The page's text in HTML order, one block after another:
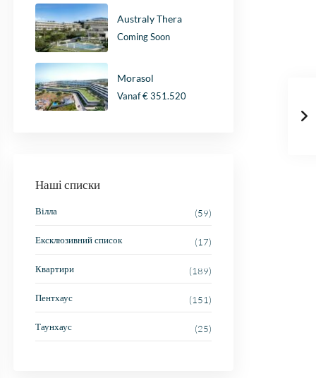
Australy Thera
Coming Soon
Morasol
Vanaf€ 351.520
Наші списки
Вілла (59)
Ексклюзивний список (17)
Квартири (189)
Пентхаус (151)
Таунхаус (25)